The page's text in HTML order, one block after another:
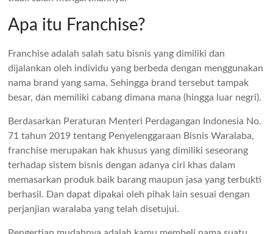
Apa itu Franchise?
Franchise adalah salah satu bisnis yang dimiliki dan
dijalankan oleh individu yang berbeda dengan menggunakan
nama brand yang sama. Sehingga brand tersebut tampak
besar, dan memiliki cabang dimana mana (hingga luar negri).
Berdasarkan Peraturan Menteri Perdagangan Indonesia No.
71 tahun 2019 tentang Penyelenggaraan Bisnis Waralaba,
franchise merupakan hak khusus yang dimiliki seseorang
terhadap sistem bisnis dengan adanya ciri khas dalam
memasarkan produk baik barang maupun jasa yang terbukti
berhasil. Dan dapat dipakai oleh pihak lain sesuai dengan
perjanjian waralaba yang telah disetujui.